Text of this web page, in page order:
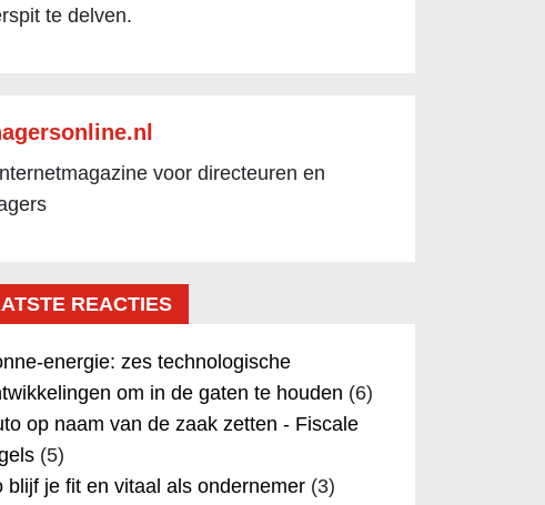
te delven.
voor directeuren en
REACTIES
energie: zes technologische
om in de gaten te houden (6)
op naam van de zaak zetten - Fiscale
(5)
blijf je fit en vitaal als ondernemer(3)